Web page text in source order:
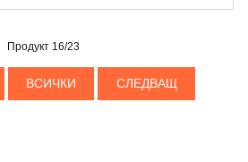
Продукт 16/23
ВСИЧКИ СЛЕДВАЩ